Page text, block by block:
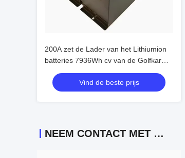
200A zet de Lader van het Lithiumion
batteries 7936Wh cv van de Golfkar
voort
Vind de beste prijs
NEEM CONTACT MET ONS OP